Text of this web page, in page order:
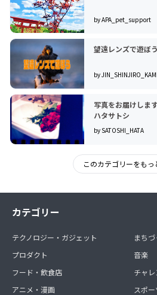
by APA_pet_support
望遠レンズで遊ぼう
by
写真をお届けしま
ハタサトシ
by SATOSHI_HATA
このカテゴリーをもっ
カテゴリー
テクノロジー・ガジェット
プロダクト
フード・飲食店
アニメ・漫画
まち
音楽
チャレ
スポー